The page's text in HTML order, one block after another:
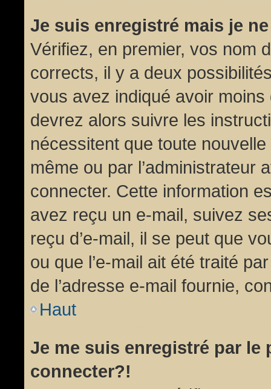
Je suis enregistré mais je
Vérifiez, en premier, vos nom
corrects, il y a deux
vous avez indiqué avoir
devrez alors suivre les
nécessitent que toute
même ou par l’administrateur
connecter. Cette information
avez reçu un e-mail, suivez
reçu d’e-mail, il se peut que
ou que l’e-mail ait été traité
de l’adresse e-mail fournie,
Haut
Je me suis enregistré par le
connecter?!